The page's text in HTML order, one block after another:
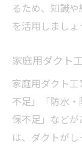
るため、知識
を活用しましょ
家庭用ダクト
家庭用ダクト
不足」「防水
保不足」など
は、ダクトが